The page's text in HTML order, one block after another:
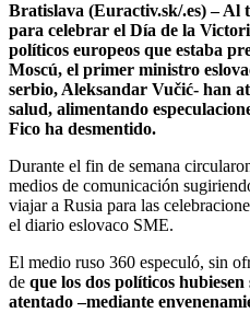
Bratislava (Euractiv.sk/.es) – Al
para celebrar el Día de la
políticos europeos que estaba
Moscú, el primer ministro
serbio, Aleksandar Vučić- han
salud, alimentando
Fico ha desmentido.
Durante el fin de semana
medios de comunicación
viajar a Rusia para las
el diario eslovaco SME.
El medio ruso 360 especuló, sin
de que los dos políticos
atentado –mediante